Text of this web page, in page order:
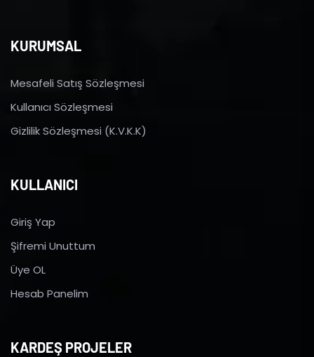
KURUMSAL
Mesafeli Satış Sözleşmesi
Kullanıcı Sözleşmesi
Gizlilik Sözleşmesi (K.V.K.K)
KULLANICI
Giriş Yap
Şifremi Unuttum
Üye OL
Hesab Panelim
KARDEŞ PROJELER